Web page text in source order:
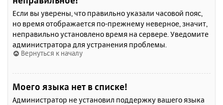
Если вы уверены, что правильно указали часовой пояс,
но время отображается по-прежнему неверное, значит,
неправильно установлено время на сервере. Уведомите
администратора для устранения проблемы.
Вернуться к началу
Моего языка нет в списке!
Администратор не установил поддержку вашего языка